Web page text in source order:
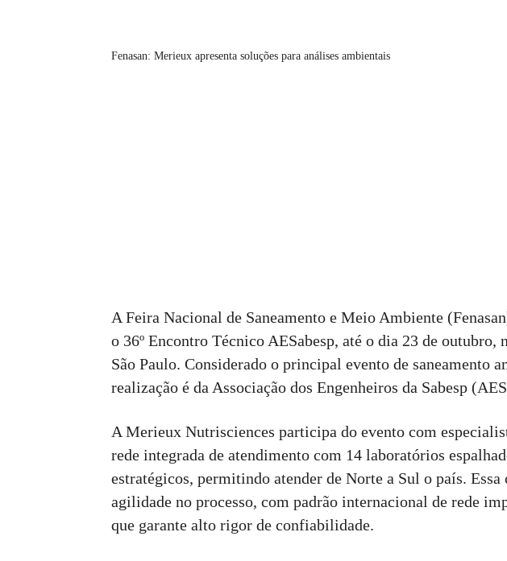
Fenasan: Merieux apresenta soluções para análises ambientais
A Feira Nacional de Saneamento e Meio Ambiente
o 36º Encontro Técnico AESabesp, até o dia 23 de outubro,
São Paulo. Considerado o principal evento de saneamento
realização é da Associação dos Engenheiros da Sabesp
A Merieux Nutrisciences participa do evento com
rede integrada de atendimento com 14 laboratórios
estratégicos, permitindo atender de Norte a Sul o país.
agilidade no processo, com padrão internacional de rede
que garante alto rigor de confiabilidade.